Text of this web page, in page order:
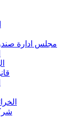
مجلس ادارة